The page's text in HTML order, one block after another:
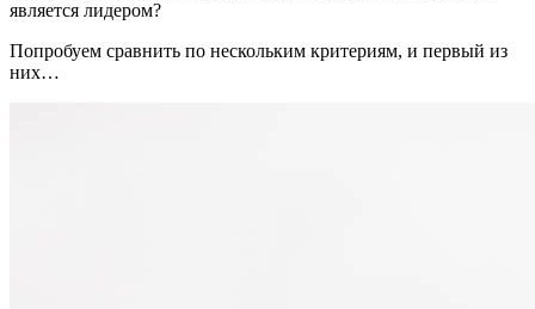
является лидером?
Попробуем сравнить по нескольким критериям, и первый из
них…